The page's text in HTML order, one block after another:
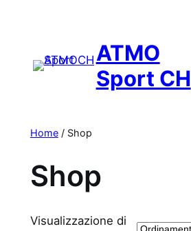
ATMO
Sport CH
Home/ Shop
Shop
Visualizzazione di